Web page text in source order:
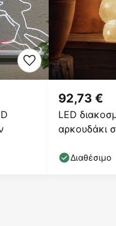
LED
αρκουδάκι
92,73 €
Διαθέσιμο